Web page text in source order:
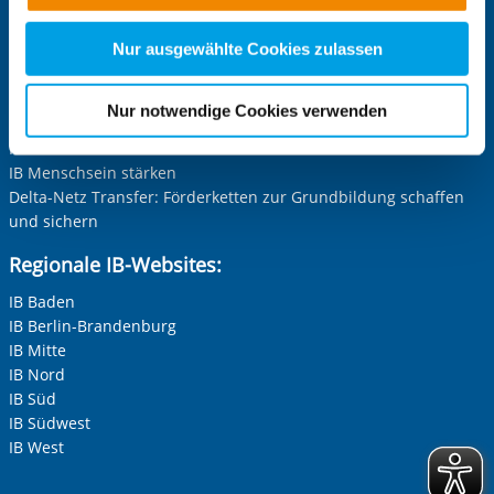
nachfolgender Buttons über Ihre Einwilligung für diese
Zwecke entscheiden und Ihre erteilte Einwilligung stets
für die Zukunft widerrufen. Bitte beachten Sie: Ihre
Cookies, die erforderlich zur Bereitstellung der von Ihnen
aufgerufenen und somit gewünschten Website-
Funktionen sind. Diese Cookies setzen wir aufgrund
berechtigter Interessen und daher unabhängig von einer
Einwilligung.
Nur ausgewählte Cookies zulassen
Nur notwendige Cookies verwenden
Projekt-Websites:
Inklusion leben und erleben im IB
Der nachhaltige IB
IB Grenzerfahrungen
IB Schaut Hin
IB Menschsein stärken
Delta-Netz Transfer: Förderketten zur Grundbildung schaffen
und sichern
Regionale IB-Websites:
IB Baden
IB Berlin-Brandenburg
IB Mitte
IB Nord
IB Süd
IB Südwest
IB West